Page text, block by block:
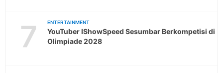
7 ENTERTAINMENT
YouTuber IShowSpeed Sesumbar Berkompetisi di
Olimpiade 2028